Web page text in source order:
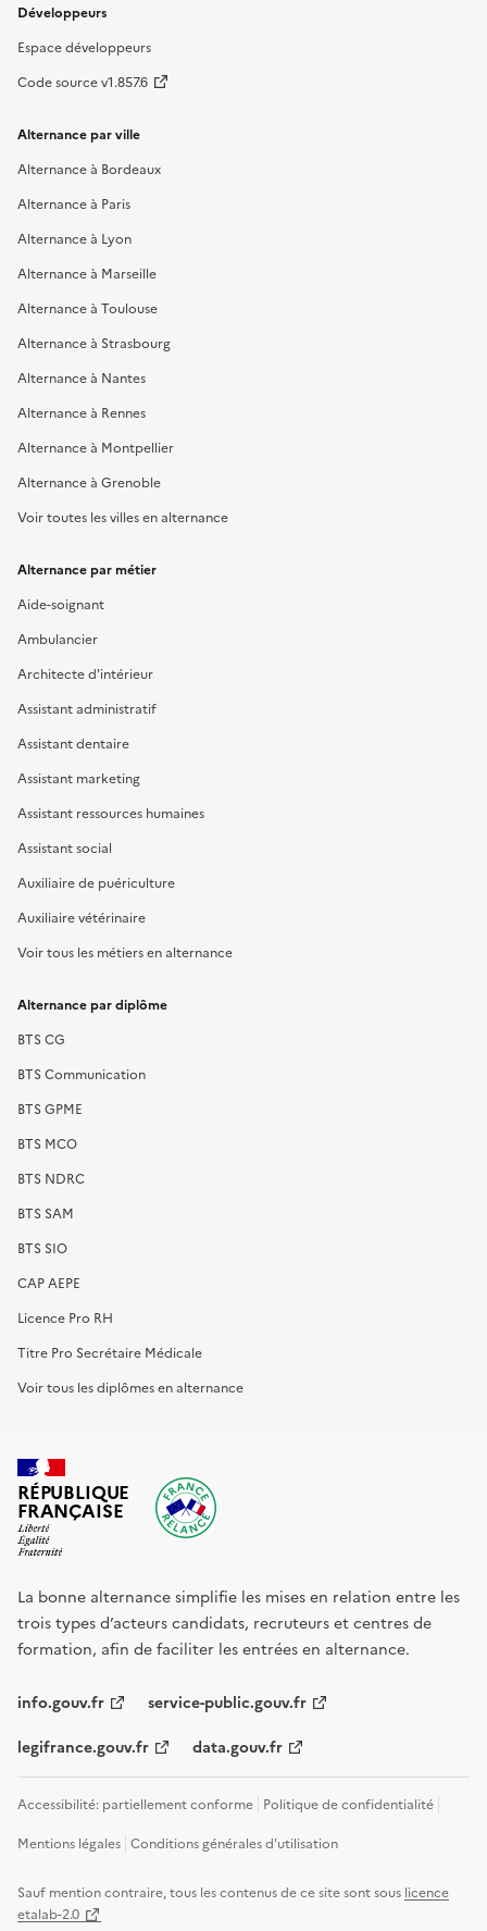
Développeurs
Espace développeurs
Code source v1.857.6
Alternance par ville
Alternance à Bordeaux
Alternance à Paris
Alternance à Lyon
Alternance à Marseille
Alternance à Toulouse
Alternance à Strasbourg
Alternance à Nantes
Alternance à Rennes
Alternance à Montpellier
Alternance à Grenoble
Voir toutes les villes en alternance
Alternance par métier
Aide-soignant
Ambulancier
Architecte d'intérieur
Assistant administratif
Assistant dentaire
Assistant marketing
Assistant ressources humaines
Assistant social
Auxiliaire de puériculture
Auxiliaire vétérinaire
Voir tous les métiers en alternance
Alternance par diplôme
BTS CG
BTS Communication
BTS GPME
BTS MCO
BTS NDRC
BTS SAM
BTS SIO
CAP AEPE
Licence Pro RH
Titre Pro Secrétaire Médicale
Voir tous les diplômes en alternance
RÉPUBLIQUE
FRANÇAISE
La bonne alternance simplifie les mises en relation entre les
trois types d’acteurs candidats, recruteurs et centres de
formation, afin de faciliter les entrées en alternance.
info.gouv.fr service-public.gouv.fr
legifrance.gouv.fr data.gouv.fr
Accessibilité: partiellement conforme Politique de confidentialité
Mentions légales Conditions générales d'utilisation
Sauf mention contraire, tous les contenus de ce site sont sous licence
etalab-2.0